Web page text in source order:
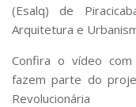
(Esalq) de
Arquitetura e
Confira o vídeo
fazem parte do
Revolucionária